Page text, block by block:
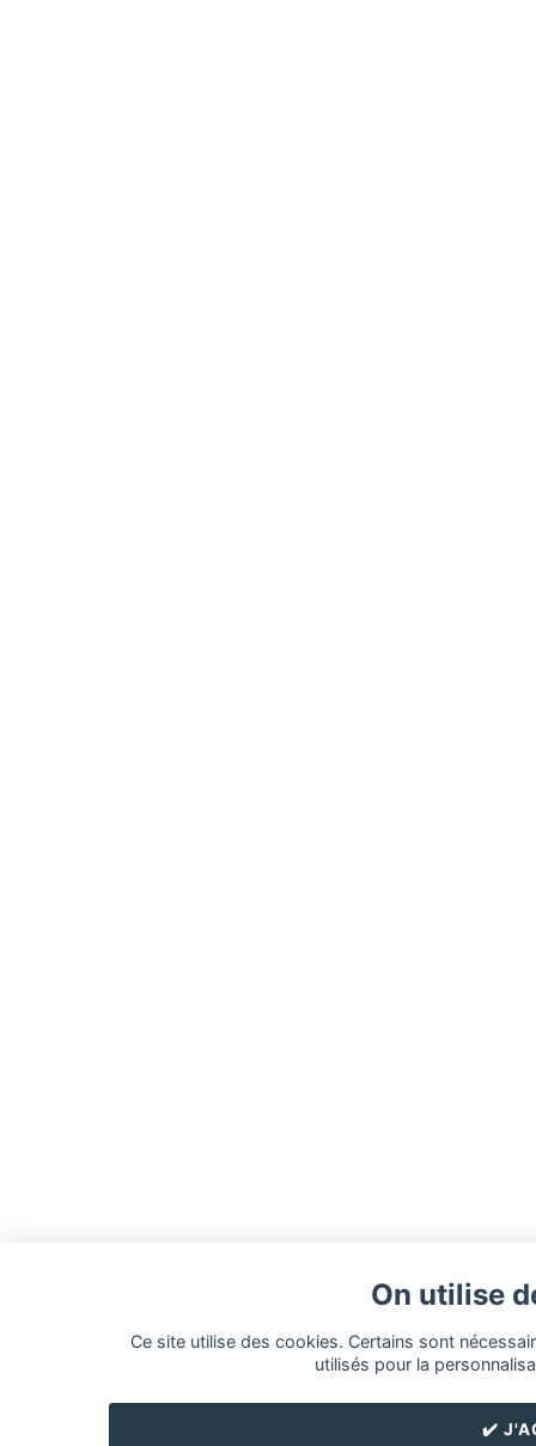
On utilise
Ce site utilise des cookies. Certains sont
utilisés pour la
✔️